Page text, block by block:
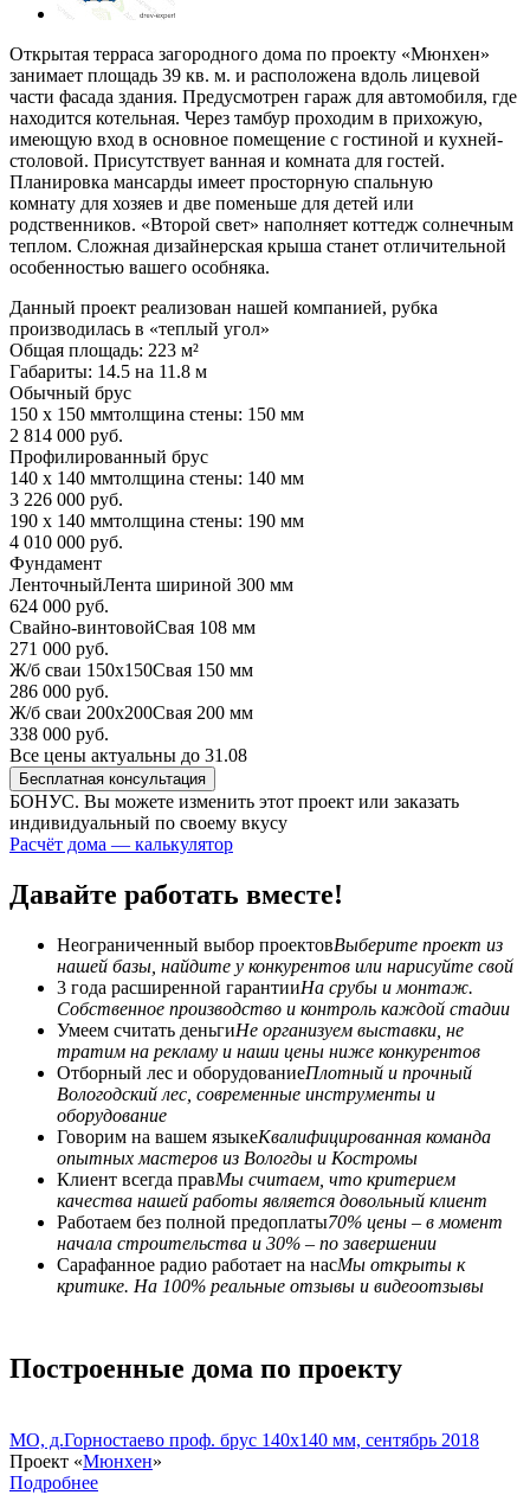
Открытая терраса загородного дома по проекту «Мюнхен»
занимает площадь 39 кв. м. и расположена вдоль лицевой
части фасада здания. Предусмотрен гараж для автомобиля, где
находится котельная. Через тамбур проходим в прихожую,
имеющую вход в основное помещение с гостиной и кухней-
столовой. Присутствует ванная и комната для гостей.
Планировка мансарды имеет просторную спальную
комнату для хозяев и две поменьше для детей или
родственников. «Второй свет» наполняет коттедж солнечным
теплом. Сложная дизайнерская крыша станет отличительной
особенностью вашего особняка.
Данный проект реализован нашей компанией, рубка
производилась в «теплый угол»
Общая площадь: 223 м²
Габариты: 14.5 на 11.8 м
Обычный брус
150 x 150 ммтолщина стены: 150 мм
2 814 000 руб.
Профилированный брус
140 x 140 ммтолщина стены: 140 мм
3 226 000 руб.
190 x 140 ммтолщина стены: 190 мм
4 010 000 руб.
Фундамент
ЛенточныйЛента шириной 300 мм
624 000 руб.
Свайно-винтовойСвая 108 мм
271 000 руб.
Ж/б сваи 150х150Свая 150 мм
286 000 руб.
Ж/б сваи 200х200Свая 200 мм
338 000 руб.
Все цены актуальны до 31.08
Бесплатная консультация
БОНУС. Вы можете изменить этот проект или заказать
индивидуальный по своему вкусу
Расчёт дома — калькулятор
Давайте работать вместе!
Неограниченный выбор проектовВыберите проект из
нашей базы, найдите у конкурентов или нарисуйте свой
3 года расширенной гарантииНа срубы и монтаж.
Собственное производство и контроль каждой стадии
Умеем считать деньгиНе организуем выставки, не
тратим на рекламу и наши цены ниже конкурентов
Отборный лес и оборудованиеПлотный и прочный
Вологодский лес, современные инструменты и
оборудование
Говорим на вашем языкеКвалифицированная команда
опытных мастеров из Вологды и Костромы
Клиент всегда правМы считаем, что критерием
качества нашей работы является довольный клиент
Работаем без полной предоплаты70% цены – в момент
начала строительства и 30% – по завершении
Сарафанное радио работает на насМы открыты к
критике. На 100% реальные отзывы и видеоотзывы
Построенные дома по проекту
МО, д.Горностаево проф. брус 140х140 мм, сентябрь 2018
Проект «Мюнхен»
Подробнее